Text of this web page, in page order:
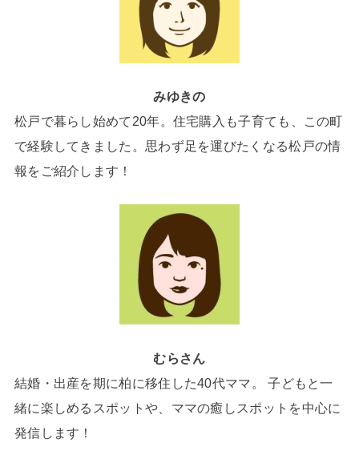
みゆきの
松戸で暮らし始めて20年。住宅購入も子育ても、この町
で経験してきました。思わず足を運びたくなる松戸の情
報をご紹介します！
むらさん
結婚・出産を期に柏に移住した40代ママ。 子どもと一
緒に楽しめるスポットや、ママの癒しスポットを中心に
発信します！